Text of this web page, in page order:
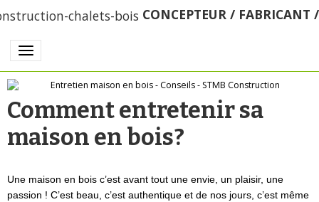
CONCEPTEUR / FABRICANT
Comment entretenir sa
maison en bois?
Une maison en bois c’est avant tout une envie, un plaisir, une
passion ! C’est beau, c’est authentique et de nos jours, c’est même